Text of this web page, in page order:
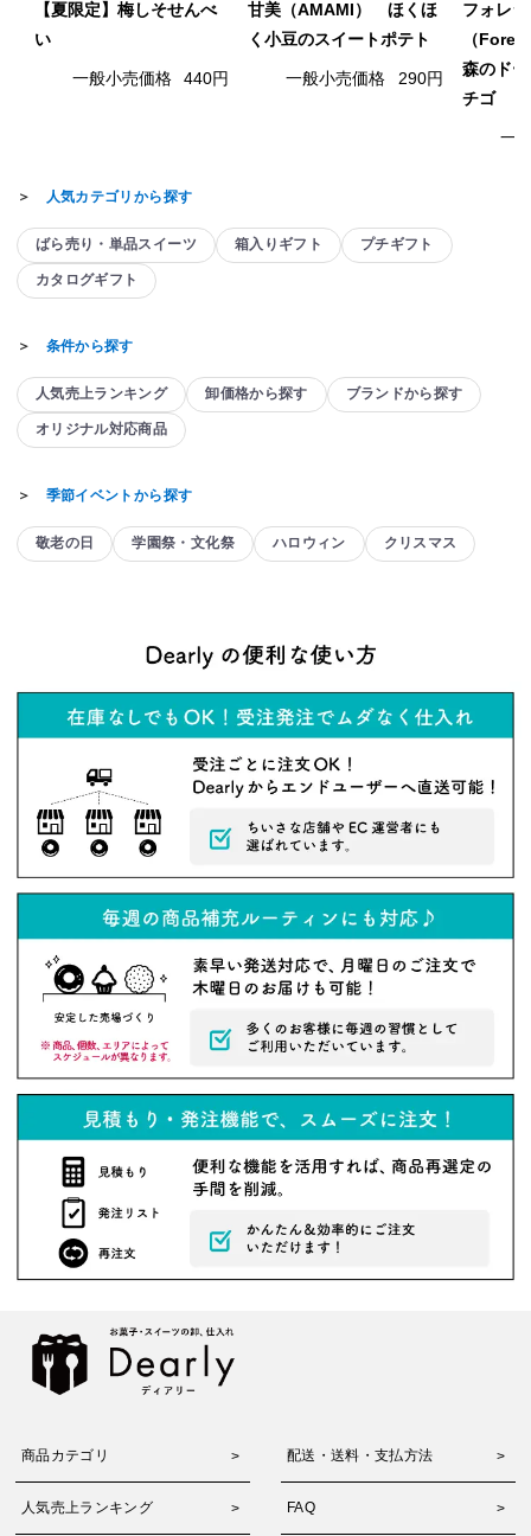
【夏限定】梅しそせんべ
い
一般小売価格 440円
甘美（AMAMI） ほくほ
く小豆のスイートポテト
一般小売価格 290円
フォレ
（
森のド
チゴ
一
＞ 人気カテゴリから探す
ばら売り・単品スイーツ 箱入りギフト プチギフト
カタログギフト
＞ 条件から探す
人気売上ランキング 卸価格から探す ブランドから探す
オリジナル対応商品
＞ 季節イベントから探す
敬老の日 学園祭・文化祭 ハロウィン クリスマス
商品カテゴリ 配送・送料・支払方法
人気売上ランキング FAQ